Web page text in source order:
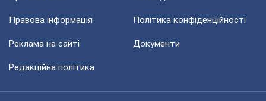
Правова інформація Політика конфіденційності
Реклама на сайті Документи
Редакційна політика